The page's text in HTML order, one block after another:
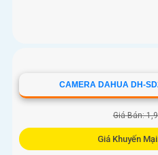
CAMERA DAHUA DH-
Giá Bán:
Giá Khuyến